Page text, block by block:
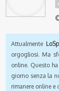
Attualmente
orgogliosi. Ma
online. Questo
giorno senza la
rimanere online